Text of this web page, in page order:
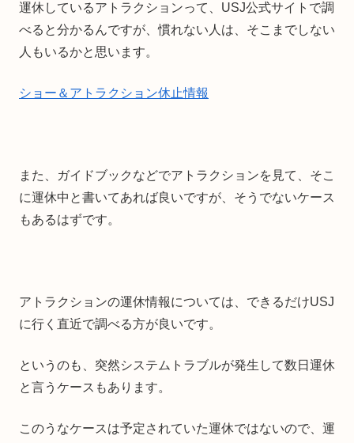
運休しているアトラクションって、USJ公式サイトで調
べると分かるんですが、慣れない人は、そこまでしない
人もいるかと思います。
ショー＆アトラクション休止情報
また、ガイドブックなどでアトラクションを見て、そこ
に運休中と書いてあれば良いですが、そうでないケース
もあるはずです。
アトラクションの運休情報については、できるだけUSJ
に行く直近で調べる方が良いです。
というのも、突然システムトラブルが発生して数日運休
と言うケースもあります。
このうなケースは予定されていた運休ではないので、運